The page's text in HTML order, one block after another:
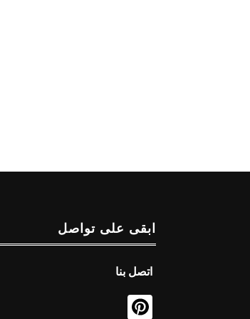
ابقى على تواصل
اتصل بنا